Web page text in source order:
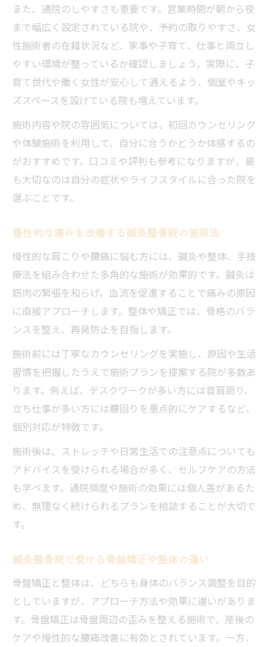
また、通院のしやすさも重要です。営業時間が朝から夜
まで幅広く設定されている院や、予約の取りやすさ、女
性施術者の在籍状況など、家事や子育て、仕事と両立し
やすい環境が整っているか確認しましょう。実際に、子
育て世代や働く女性が安心して通えるよう、個室やキッ
ズスペースを設けている院も増えています。
施術内容や院の雰囲気については、初回カウンセリング
や体験施術を利用して、自分に合うかどうか体感するの
がおすすめです。口コミや評判も参考になりますが、最
も大切なのは自分の症状やライフスタイルに合った院を
選ぶことです。
慢性的な痛みを改善する鍼灸整骨院の施術法
慢性的な肩こりや腰痛に悩む方には、鍼灸や整体、手技
療法を組み合わせた多角的な施術が効果的です。鍼灸は
筋肉の緊張を和らげ、血流を促進することで痛みの原因
に直接アプローチします。整体や矯正では、骨格のバラ
ンスを整え、再発防止を目指します。
施術前には丁寧なカウンセリングを実施し、原因や生活
習慣を把握したうえで施術プランを提案する院が多数あ
ります。例えば、デスクワークが多い方には首肩周り、
立ち仕事が多い方には腰回りを重点的にケアするなど、
個別対応が特徴です。
施術後は、ストレッチや日常生活での注意点についても
アドバイスを受けられる場合が多く、セルフケアの方法
も学べます。通院頻度や施術の効果には個人差があるた
め、無理なく続けられるプランを相談することが大切で
す。
鍼灸整骨院で受ける骨盤矯正や整体の違い
骨盤矯正と整体は、どちらも身体のバランス調整を目的
としていますが、アプローチ方法や効果に違いがありま
す。骨盤矯正は骨盤周辺の歪みを整える施術で、産後の
ケアや慢性的な腰痛改善に有効とされています。一方、